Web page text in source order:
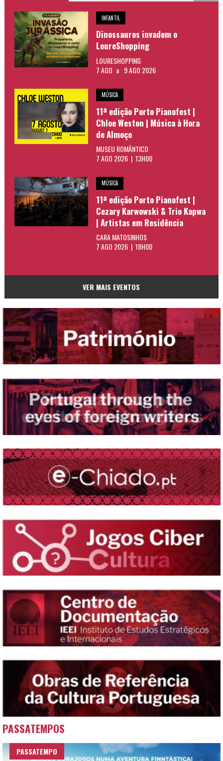
INFANTIL
Dinossauros invadem o
LoureShopping
LOURESHOPPING
7 AGO a 9 AGO 2026
MÚSICA
11ª edição Porto Pianofest |
Chloe Weston | Música à Hora
de Almoço
MUSEU ROMÂNTICO
7 AGO 2026 | 13H00
MÚSICA
11ª edição Porto Pianofest |
Cezary Karwowski & Trio Kapwa
| Artistas em Residência
CARA MATOSINHOS
7 AGO 2026 | 18H00
VER MAIS EVENTOS
PASSATEMPOS
PASSATEMPO